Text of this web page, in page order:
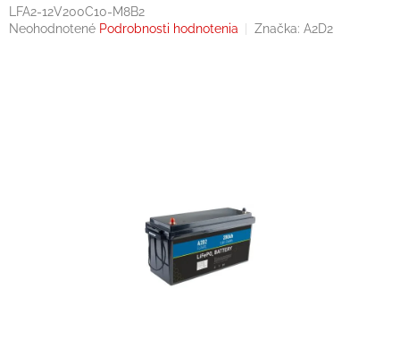
LFA2-12V200C10-M8B2
Priemerné
Neohodnotené Podrobnosti hodnotenia Značka: A2D2